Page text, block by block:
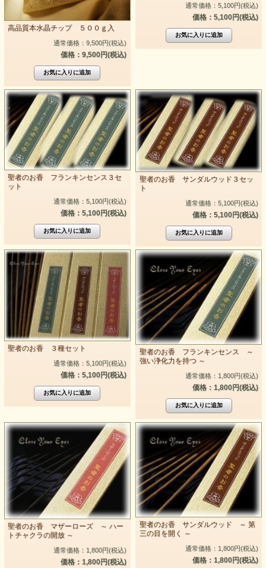
高品質本水晶チップ ５００ｇ入
通常価格：9,500円(税込)
価格：9,500円(税込)
通常価格：5,100円(税込)
価格：5,100円(税込)
聖者のお香 フランキンセンス３セ
ット
通常価格：5,100円(税込)
価格：5,100円(税込)
聖者のお香 サンダルウッド３セッ
ト
通常価格：5,100円(税込)
価格：5,100円(税込)
聖者のお香 ３種セット
通常価格：5,100円(税込)
価格：5,100円(税込)
聖者のお香 フランキンセンス ～
強い浄化力を持つ ～
通常価格：1,800円(税込)
価格：1,800円(税込)
聖者のお香 マザーローズ ～ ハー
トチャクラの開放 ～
通常価格：1,800円(税込)
価格：1,800円(税込)
聖者のお香 サンダルウッド ～ 第
三の目を開く ～
通常価格：1,800円(税込)
価格：1,800円(税込)